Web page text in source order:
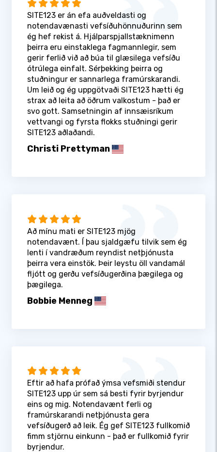
SITE123 er án efa auðveldasti og
notendavænasti vefsíðuhönnuðurinn sem
ég hef rekist á. Hjálparspjallstæknimenn
þeirra eru einstaklega fagmannlegir, sem
gerir ferlið við að búa til glæsilega vefsíðu
ótrúlega einfalt. Sérþekking þeirra og
stuðningur er sannarlega framúrskarandi.
Um leið og ég uppgötvaði SITE123 hætti ég
strax að leita að öðrum valkostum - það er
svo gott. Samsetningin af innsæisríkum
vettvangi og fyrsta flokks stuðningi gerir
SITE123 aðlaðandi.
Christi Prettyman
Að mínu mati er SITE123 mjög
notendavænt. Í þau sjaldgæfu tilvik sem ég
lenti í vandræðum reyndist netþjónusta
þeirra vera einstök. Þeir leystu öll vandamál
fljótt og gerðu vefsíðugerðina þægilega og
þægilega.
Bobbie Menneg
Eftir að hafa prófað ýmsa vefsmiði stendur
SITE123 upp úr sem sá besti fyrir byrjendur
eins og mig. Notendavænt ferli og
framúrskarandi netþjónusta gera
vefsíðugerð að leik. Ég gef SITE123 fullkomið
fimm stjörnu einkunn - það er fullkomið fyrir
byrjendur.